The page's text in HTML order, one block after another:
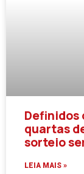
Definidos
quartas
sorteio
LEIA MAIS »